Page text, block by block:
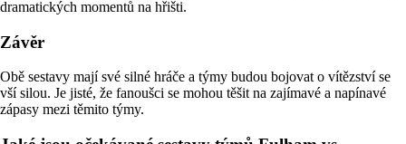
dramatických momentů na hřišti.
Závěr
Obě sestavy mají své silné hráče a týmy budou bojovat o vítězství se
vší silou. Je jisté, že fanoušci se mohou těšit na zajímavé a napínavé
zápasy mezi těmito týmy.